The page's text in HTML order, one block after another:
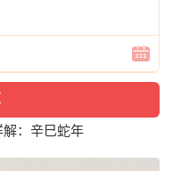
解：辛巳蛇年